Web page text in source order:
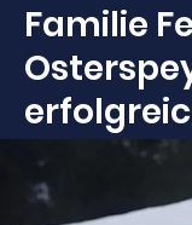
Familie